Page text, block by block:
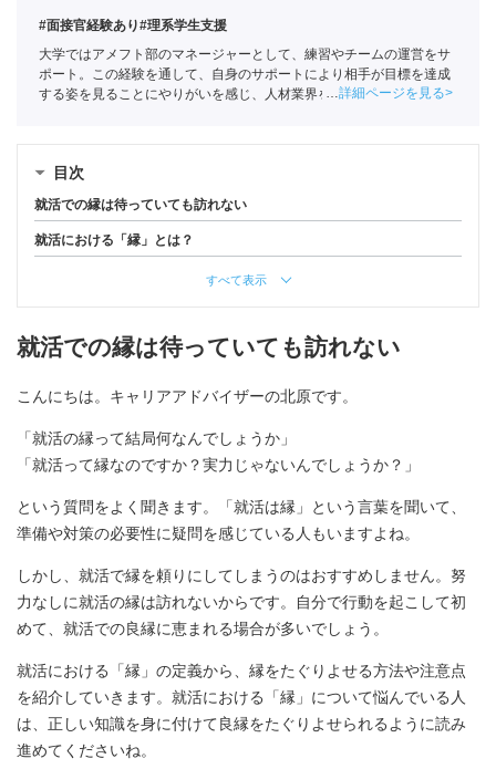
#面接官経験あり#理系学生支援
大学ではアメフト部のマネージャーとして、練習やチームの運営をサ
ポート。この経験を通して、自身のサポートにより相手が目標を達成
する姿を見ることにやりがいを感じ、人材業界を目指す。ポートに新
詳細ページを見る
目次
就活での縁は待っていても訪れない
就活における「縁」とは？
すべて表示
就活での縁は待っていても訪れない
こんにちは。キャリアアドバイザーの北原です。
「就活の縁って結局何なんでしょうか」
「就活って縁なのですか？実力じゃないんでしょうか？」
という質問をよく聞きます。「就活は縁」という言葉を聞いて、
準備や対策の必要性に疑問を感じている人もいますよね。
しかし、就活で縁を頼りにしてしまうのはおすすめしません。努
力なしに就活の縁は訪れないからです。自分で行動を起こして初
めて、就活での良縁に恵まれる場合が多いでしょう。
就活における「縁」の定義から、縁をたぐりよせる方法や注意点
を紹介していきます。就活における「縁」について悩んでいる人
は、正しい知識を身に付けて良縁をたぐりよせられるように読み
進めてくださいね。